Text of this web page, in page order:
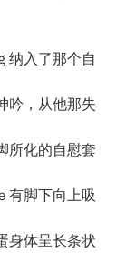
入了那个自
吟，从他那失
所化的自慰套
有脚下向上吸
身体呈长条状